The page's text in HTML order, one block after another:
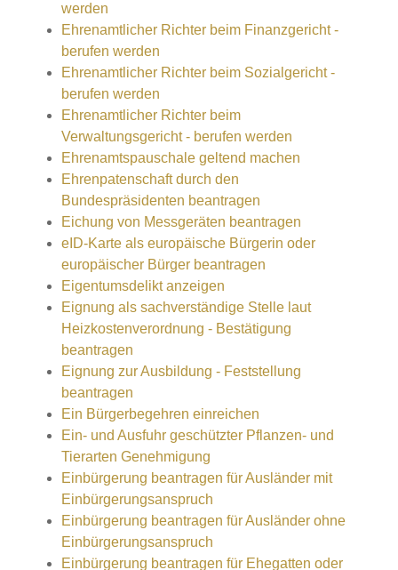
werden
Ehrenamtlicher Richter beim Finanzgericht -
berufen werden
Ehrenamtlicher Richter beim Sozialgericht -
berufen werden
Ehrenamtlicher Richter beim
Verwaltungsgericht - berufen werden
Ehrenamtspauschale geltend machen
Ehrenpatenschaft durch den
Bundespräsidenten beantragen
Eichung von Messgeräten beantragen
eID-Karte als europäische Bürgerin oder
europäischer Bürger beantragen
Eigentumsdelikt anzeigen
Eignung als sachverständige Stelle laut
Heizkostenverordnung - Bestätigung
beantragen
Eignung zur Ausbildung - Feststellung
beantragen
Ein Bürgerbegehren einreichen
Ein- und Ausfuhr geschützter Pflanzen- und
Tierarten Genehmigung
Einbürgerung beantragen für Ausländer mit
Einbürgerungsanspruch
Einbürgerung beantragen für Ausländer ohne
Einbürgerungsanspruch
Einbürgerung beantragen für Ehegatten oder